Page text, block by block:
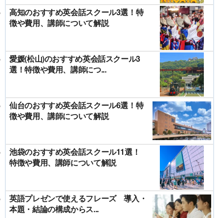
高知のおすすめ英会話スクール3選！特
徴や費用、講師について解説
愛媛(松山)のおすすめ英会話スクール3
選！特徴や費用、講師につ...
仙台のおすすめ英会話スクール6選！特
徴や費用、講師について解説
池袋のおすすめ英会話スクール11選！
特徴や費用、講師について解説
英語プレゼンで使えるフレーズ 導入・
本題・結論の構成からス...